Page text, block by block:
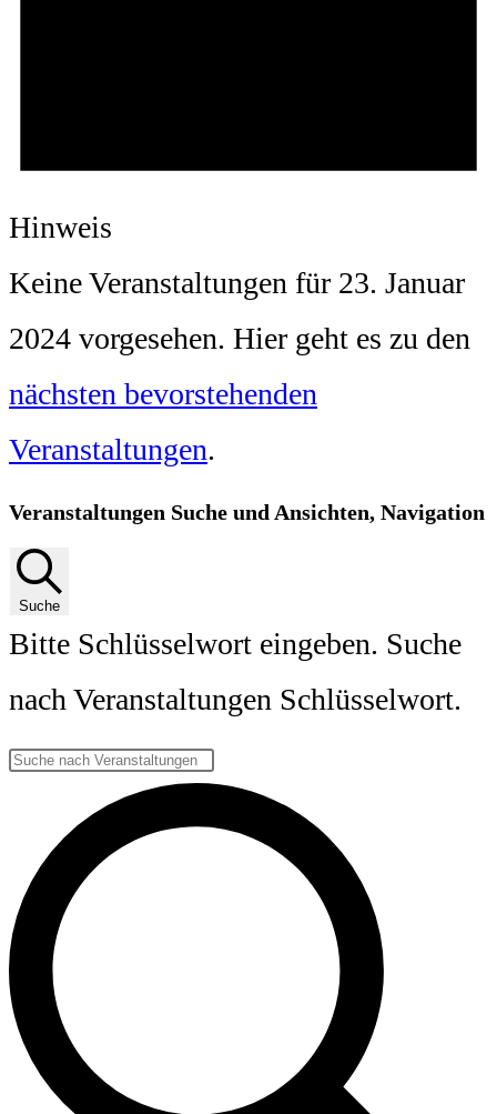
Hinweis
Keine Veranstaltungen für 23. Januar
2024 vorgesehen. Hier geht es zu den
nächsten bevorstehenden
Veranstaltungen.
Veranstaltungen Suche und Ansichten, Navigation
Suche
Bitte Schlüsselwort eingeben. Suche
nach Veranstaltungen Schlüsselwort.